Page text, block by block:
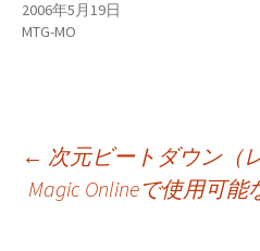
2006年5月19日
MTG-MO
投
← 次元ビートダウン（
Magic Onlineで使用可